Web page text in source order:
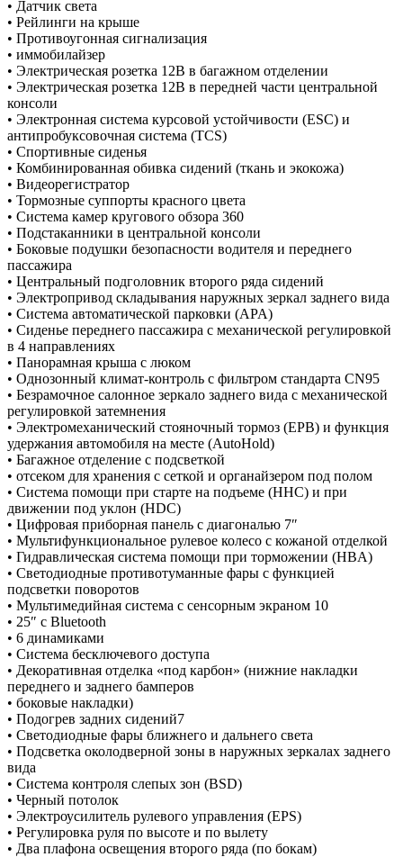
• Датчик света
• Рейлинги на крыше
• Противоугонная сигнализация
• иммобилайзер
• Электрическая розетка 12В в багажном отделении
• Электрическая розетка 12В в передней части центральной
консоли
• Электронная система курсовой устойчивости (ESC) и
антипробуксовочная система (TCS)
• Спортивные сиденья
• Комбинированная обивка сидений (ткань и экокожа)
• Видеорегистратор
• Тормозные суппорты красного цвета
• Система камер кругового обзора 360
• Подстаканники в центральной консоли
• Боковые подушки безопасности водителя и переднего
пассажира
• Центральный подголовник второго ряда сидений
• Электропривод складывания наружных зеркал заднего вида
• Система автоматической парковки (APA)
• Сиденье переднего пассажира с механической регулировкой
в 4 направлениях
• Панорамная крыша с люком
• Однозонный климат-контроль с фильтром стандарта CN95
• Безрамочное салонное зеркало заднего вида с механической
регулировкой затемнения
• Электромеханический стояночный тормоз (EPB) и функция
удержания автомобиля на месте (AutoHold)
• Багажное отделение с подсветкой
• отсеком для хранения с сеткой и органайзером под полом
• Система помощи при старте на подъеме (HHC) и при
движении под уклон (HDC)
• Цифровая приборная панель с диагональю 7″
• Мультифункциональное рулевое колесо с кожаной отделкой
• Гидравлическая система помощи при торможении (HBA)
• Светодиодные противотуманные фары с функцией
подсветки поворотов
• Мультимедийная система c сенсорным экраном 10
• 25″ с Bluetooth
• 6 динамиками
• Система бесключевого доступа
• Декоративная отделка «под карбон» (нижние накладки
переднего и заднего бамперов
• боковые накладки)
• Подогрев задних сидений7
• Светодиодные фары ближнего и дальнего света
• Подсветка околодверной зоны в наружных зеркалах заднего
вида
• Система контроля слепых зон (BSD)
• Черный потолок
• Электроусилитель рулевого управления (EPS)
• Регулировка руля по высоте и по вылету
• Два плафона освещения второго ряда (по бокам)